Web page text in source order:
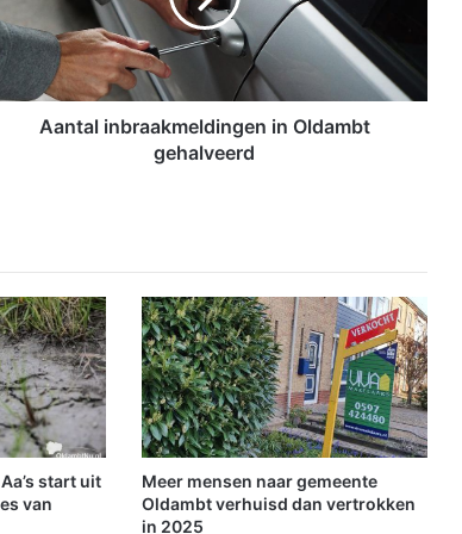
Aantal inbraakmeldingen in Oldambt
gehalveerd
start uit
van
Meer mensen naar gemeente
Oldambt verhuisd dan vertrokken
in 2025